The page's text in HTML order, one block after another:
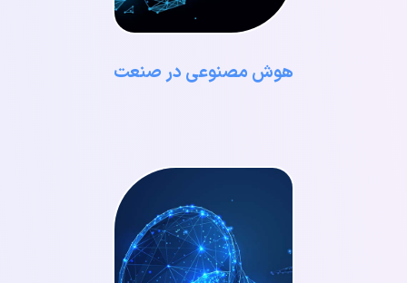
هوش مصنوعی در صنعت